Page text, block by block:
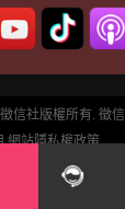
信社版權所有. 徵信
網站隱私權政策